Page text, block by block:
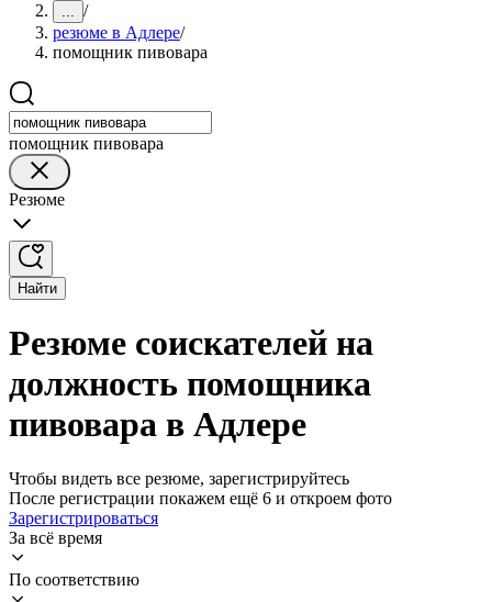
... /
резюме в Адлере/
помощник пивовара
помощник пивовара
Резюме
Найти
Резюме соискателей на
должность помощника
пивовара в Адлере
Чтобы видеть все резюме, зарегистрируйтесь
После регистрации покажем ещё 6 и откроем фото
Зарегистрироваться
За всё время
По соответствию